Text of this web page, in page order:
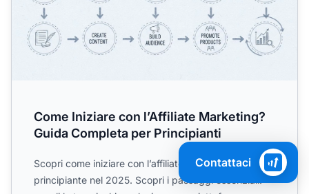
Come Iniziare con l’Affiliate Marketing?
Guida Completa per Principianti
Scopri come iniziare con l’affiliate marketing da
principiante nel 2025. Scopri i passaggi essenziali:
Contattaci